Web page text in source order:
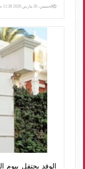
الخميس، 26 مارس 2026 11:38 ص